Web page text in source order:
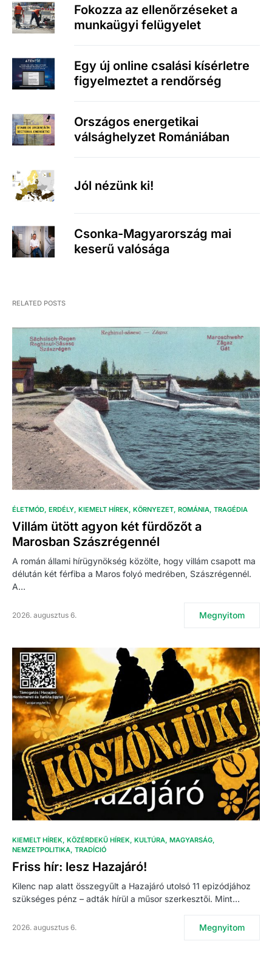
Fokozza az ellenőrzéseket a
munkaügyi felügyelet
Egy új online csalási kísérletre
figyelmeztet a rendőrség
Országos energetikai
válsághelyzet Romániában
Jól nézünk ki!
Csonka-Magyarország mai
keserű valósága
RELATED POSTS
ÉLETMÓD ERDÉLY KIEMELT HÍREK KÖRNYEZET ROMÁNIA TRAGÉDIA
Villám ütött agyon két fürdőzőt a
Marosban Szászrégennél
A román állami hírügynökség közölte, hogy villám csapott ma
délután két férfiba a Maros folyó medrében, Szászrégennél.
A…
2026. augusztus 6. Megnyitom
KIEMELT HÍREK KÖZÉRDEKŰ HÍREK KULTÚRA MAGYARSÁG
NEMZETPOLITIKA TRADÍCIÓ
Friss hír: lesz Hazajáró!
Kilenc nap alatt összegyűlt a Hazajáró utolsó 11 epizódjához
szükséges pénz – adták hírül a műsor szerkesztői. Mint…
2026. augusztus 6. Megnyitom